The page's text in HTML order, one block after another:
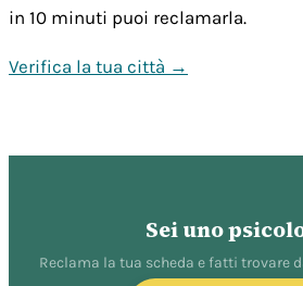
in 10 minuti puoi reclamarla.
Verifica la tua città →
Sei uno
Reclama la tua scheda e fatti trovare